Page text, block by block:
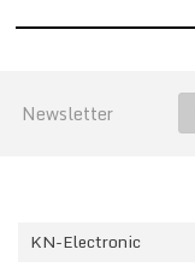
Newsletter
KN-Electronic